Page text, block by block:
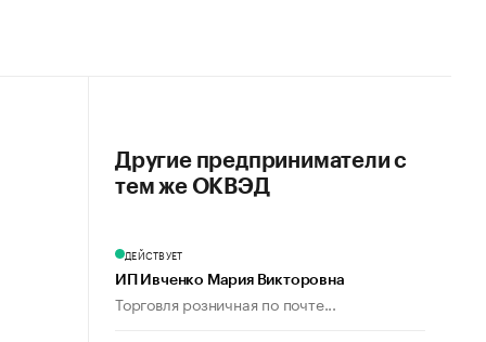
Другие предприниматели с
тем же ОКВЭД
ДЕЙСТВУЕТ
ИП Ивченко Мария Викторовна
Торговля розничная по почте...